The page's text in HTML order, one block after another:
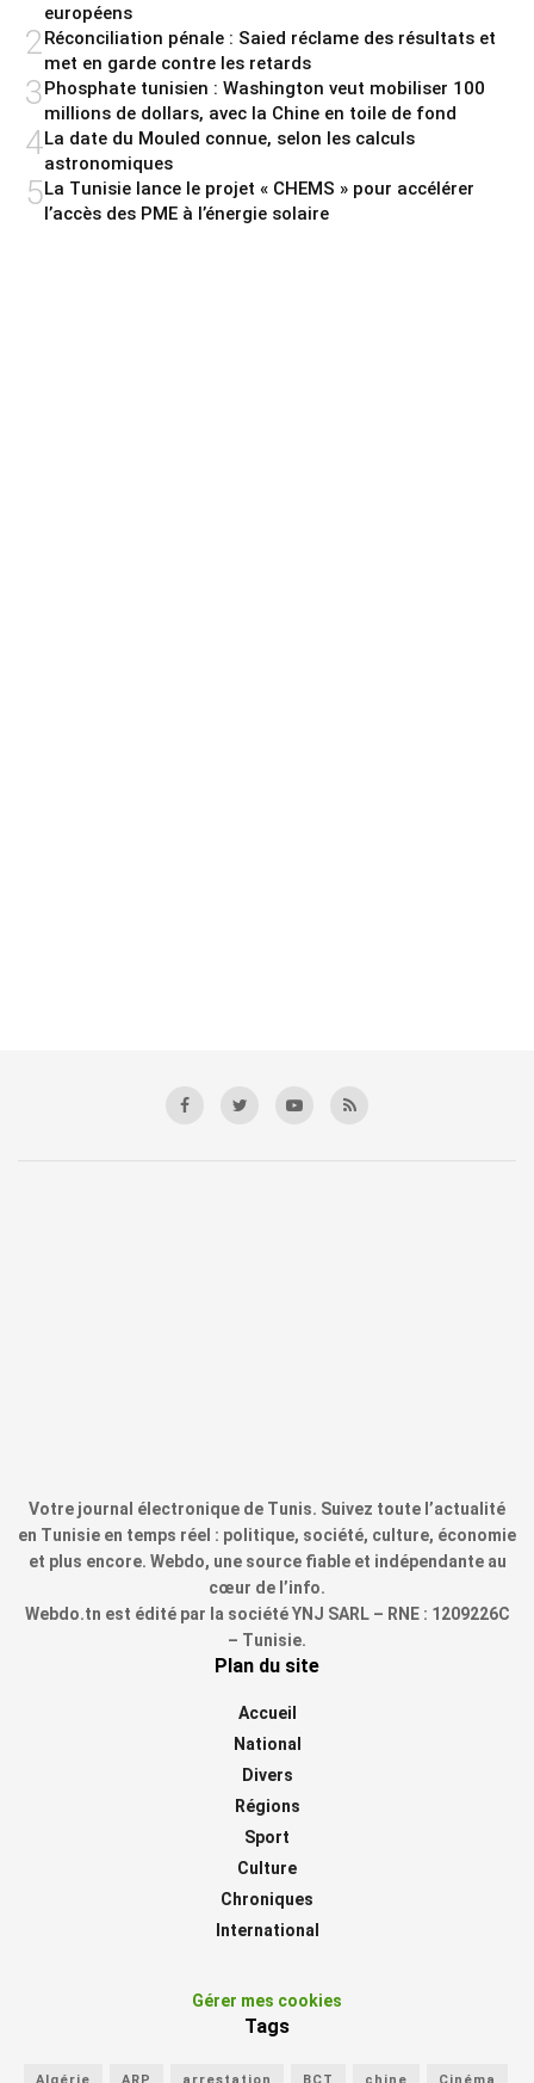
européens
2 Réconciliation pénale : Saied réclame des résultats et
met en garde contre les retards
3Phosphate tunisien : Washington veut mobiliser 100
millions de dollars, avec la Chine en toile de fond
4La date du Mouled connue, selon les calculs
astronomiques
5La Tunisie lance le projet « CHEMS » pour accélérer
l’accès des PME à l’énergie solaire
Votre journal électronique de Tunis. Suivez toute l’actualité
en Tunisie en temps réel : politique, société, culture, économie
et plus encore. Webdo, une source fiable et indépendante au
cœur de l’info.
Webdo.tn est édité par la société YNJ SARL – RNE : 1209226C
– Tunisie.
Plan du site
Accueil
National
Divers
Régions
Sport
Culture
Chroniques
International
Gérer mes cookies
Tags
Algérie ARP arrestation BCT chine Cinéma